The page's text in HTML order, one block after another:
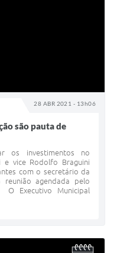
28 ABR 2021 - 13h06
são pauta de
os investimentos no
e vice Rodolfo Braguini
com o secretário da
reunião agendada pelo
Executivo Municipal